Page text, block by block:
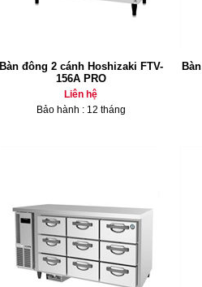
Bàn đông 2 cánh Hoshizaki FTV-
156A PRO
Liên hệ
Bảo hành : 12 tháng